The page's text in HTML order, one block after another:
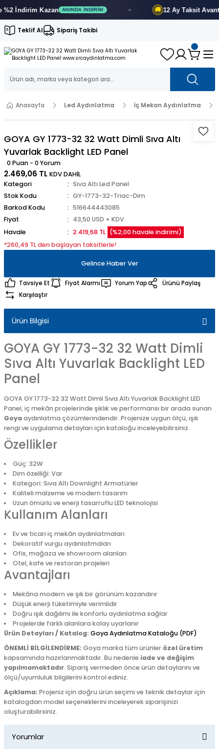
İndirimKazan ANINDA İNDIRIM 12 Ay Taksit Avantajı
Teklif Al Sipariş Takibi
Anasayfa Led Aydınlatma İç Mekan Aydınlatma
GOYA GY 1773-32 32 Watt Dimli Sıva Altı
Yuvarlak Backlight LED Panel
0 Puan - 0 Yorum
2.469,06 TL KDV DAHİL
Kategori
Sıva Altı Led Panel
Stok Kodu
GY-1773-32-Triac-Dim
Barkod Kodu
516644443085
Fiyat
43,50 USD + KDV
Havale
2.419,68 TL (%2,00 havale indirimi)
*260,49 TL den başlayan taksitlerle!
Gelince Haber Ver
Tavsiye Et Fiyat Alarmı Yorum Yap
Ürünü Paylaş
Karşılaştır
Ürün Bilgisi
GOYA GY 1773-32 32 Watt Dimli
Sıva Altı Yuvarlak Backlight LED
Panel
GOYA GY 1773-32 32 Watt Dimli Sıva Altı Yuvarlak Backlight LED
Panel, iç mekân projelerinde şıklık ve performansı bir arada sunan
Goyaaydınlatma çözümlerindendir. Projenize uygun ölçü, ışık
rengi ve uygulama detayları için kataloğu inceleyebilirsiniz.
Özellikler
Güç: 32W
Dim özelliği: Var
Kategori: Sıva Altı Downlight Armatürler
Kaliteli malzeme ve modern tasarım
Uzun ömürlü ve enerji tasarruflu LED teknolojisi
Kullanım Alanları
Ev ve ticari iç mekân aydınlatmaları
Dekoratif vurgu aydınlatmaları
Ofis, mağaza ve showroom alanları
Otel, kafe ve restoran projeleri
Avantajları
Mekâna modern ve şık bir görünüm kazandırır
Düşük enerji tüketimiyle verimlidir
Doğru ışık dağılımı ile konforlu aydınlatma sağlar
Projelerde farklı alanlara kolay uyarlanır
Ürün Detayları / Katalog: Goya Aydınlatma Kataloğu (PDF)
ÖNEMLİ BİLGİLENDİRME: Goya marka tüm ürünler özel üretim
kapsamında hazırlanmaktadır. Bu nedenle iade ve değişim
yapılmamaktadır. Sipariş vermeden önce ürün detaylarını ve
ölçü/uyumluluk bilgilerini kontrol ediniz.
Açıklama: Projeniz için doğru ürün seçimi ve teknik detaylar için
katalogdan model seçeneklerini inceleyerek siparişinizi
oluşturabilirsiniz.
Yorumlar